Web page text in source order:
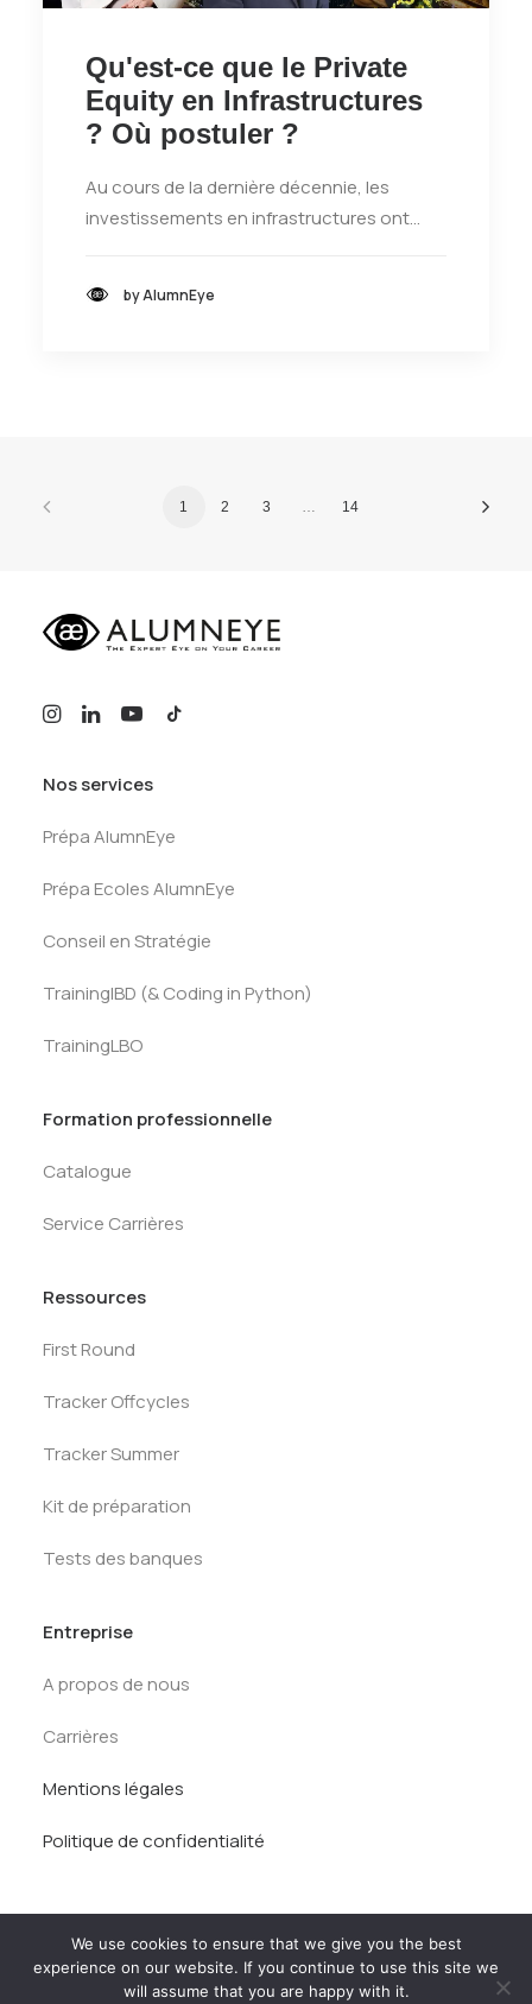
Qu'est-ce que le Private
Equity en Infrastructures
? Où postuler ?
Au cours de la dernière décennie, les
investissements en infrastructures ont…
by AlumnEye
1 2 3 14
Nos services
Prépa AlumnEye
Prépa Ecoles AlumnEye
Conseil en Stratégie
TrainingIBD (& Coding in Python)
TrainingLBO
Formation professionnelle
Catalogue
Service Carrières
Ressources
First Round
Tracker Offcycles
Tracker Summer
Kit de préparation
Tests des banques
Entreprise
A propos de nous
Carrières
Mentions légales
Politique de confidentialité
We use cookies to ensure that we give you the best
experience on our website. If you continue to use this site we
will assume that you are happy with it.